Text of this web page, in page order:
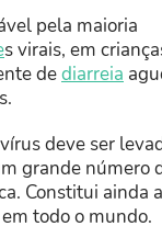
pela maioria
s virais, em
dediarreia
deve ser
grande número
Constitui ainda
todo o mundo.